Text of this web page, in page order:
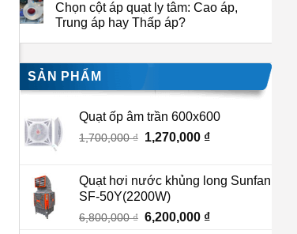
Chọn cột áp quạt ly tâm: Cao áp,
Trung áp hay Thấp áp?
SẢN PHẨM
Quạt ốp âm trần 600x600
1,700,000₫ Giá
1,700,000 ₫.
1,270,000 ₫
là:
Quạt hơi nước khủng long Sunfan
SF-50Y(2200W)
6,800,000₫ Giá
6,200,000 ₫